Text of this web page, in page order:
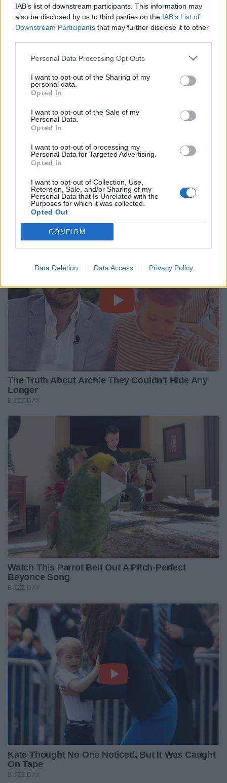
IAB’s list of downstream participants. This information may
also be disclosed by us to third parties on the IAB’s List of
Downstream Participants that may further disclose it to other
Personal Data Processing Opt Outs
I want to opt-out of the Sharing of my
personal data.
Opted In
I want to opt-out of the Sale of my
Personal Data.
Opted In
I want to opt-out of processing my
Personal Data for Targeted Advertising.
Opted In
I want to opt-out of Collection, Use,
Retention, Sale, and/or Sharing of my
Personal Data that Is Unrelated with the
Purposes for which it was collected.
Opted Out
CONFIRM
Data Deletion Data Access Privacy Policy